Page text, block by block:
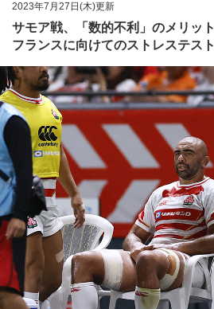
2023年7月27日(木)更新
サモア戦、「数的不利」のメリット
フランスに向けてのストレステスト